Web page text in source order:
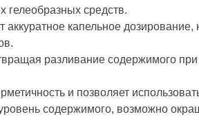
гелеобразных средств.
аккуратное капельное дозирование,
разливание содержимого
и позволяет
уровень содержимого, возможно